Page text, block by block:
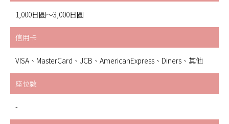
1,000日圓～3,000日圓
信用卡
VISA、MasterCard、JCB、AmericanExpress、Diners、其他
座位數
-